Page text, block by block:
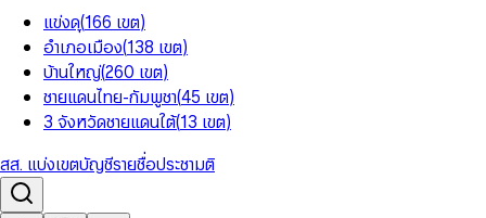
แข่งดุ(166 เขต)
อำเภอเมือง(138 เขต)
บ้านใหญ่(260 เขต)
ชายแดนไทย-กัมพูชา(45 เขต)
3 จังหวัดชายแดนใต้(13 เขต)
สส. แบ่งเขตบัญชีรายชื่อประชามติ